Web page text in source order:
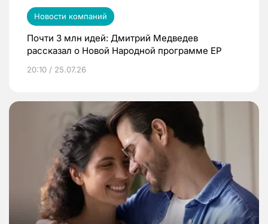
Новости компаний
Почти 3 млн идей: Дмитрий Медведев
рассказал о Новой Народной программе ЕР
20:10 / 25.07.26